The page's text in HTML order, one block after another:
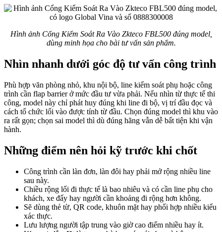
Hình ảnh Cổng Kiểm Soát Ra Vào Zkteco FBL500 đúng model,
dùng minh họa cho bài tư vấn sản phẩm.
Nhìn nhanh dưới góc độ tư vấn công trình
Phù hợp văn phòng nhỏ, khu nội bộ, line kiểm soát phụ hoặc công
trình cần flap barrier ở mức đầu tư vừa phải. Nếu nhìn từ thực tế thi
công, model này chỉ phát huy đúng khi line đi bộ, vị trí đầu đọc và
cách tổ chức lối vào được tính từ đầu. Chọn đúng model thì khu vào
ra rất gọn; chọn sai model thì dù đúng hãng vẫn dễ bất tiện khi vận
hành.
Những điểm nên hỏi kỹ trước khi chốt
Công trình cần làn đơn, làn đôi hay phải mở rộng nhiều line
sau này.
Chiều rộng lối đi thực tế là bao nhiêu và có cần line phụ cho
khách, xe đẩy hay người cần khoảng đi rộng hơn không.
Sẽ dùng thẻ từ, QR code, khuôn mặt hay phối hợp nhiều kiểu
xác thực.
Lưu lượng người tập trung vào giờ cao điểm nhiều hay ít.